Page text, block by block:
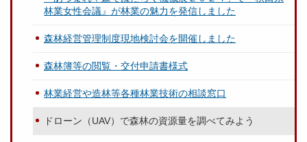
林業女性会議』が林業の魅力を発信しました
森林経営管理制度現地検討会を開催しました
森林簿等の閲覧・交付申請書様式
林業経営や造林等各種林業技術の相談窓口
ドローン（UAV）で森林の資源量を調べてみよう